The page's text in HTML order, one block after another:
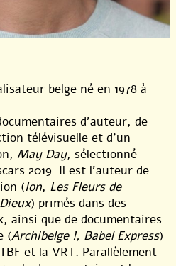
belge né en 1978 à
d’auteur, de
télévisuelle et d’un
May Day, sélectionné
2019. Il est l’auteur de
(Ion, Les Fleurs de
) primés dans des
ainsi que de documentaires
(Archibelge !, Babel Express)
et la VRT. Parallèlement